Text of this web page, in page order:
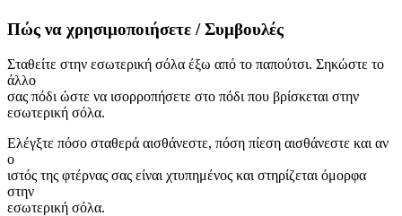
Πώς να χρησιμοποιήσετε / Συμβουλές
Σταθείτε στην εσωτερική σόλα έξω από το παπούτσι. Σηκώστε το
άλλο
σας πόδι ώστε να ισορροπήσετε στο πόδι που βρίσκεται στην
εσωτερική σόλα.
Ελέγξτε πόσο σταθερά αισθάνεστε, πόση πίεση αισθάνεστε και αν
ο
ιστός της φτέρνας σας είναι χτυπημένος και στηρίζεται όμορφα
στην
εσωτερική σόλα.